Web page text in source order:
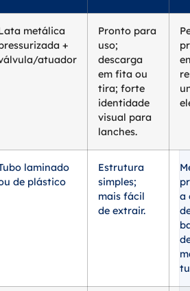
metálica
+
atuador
Pronto para
uso;
descarga
em fita ou
tira; forte
identidade
visual para
lanches.
laminado
de plástico
Estrutura
simples;
mais fácil
de extrair.
a